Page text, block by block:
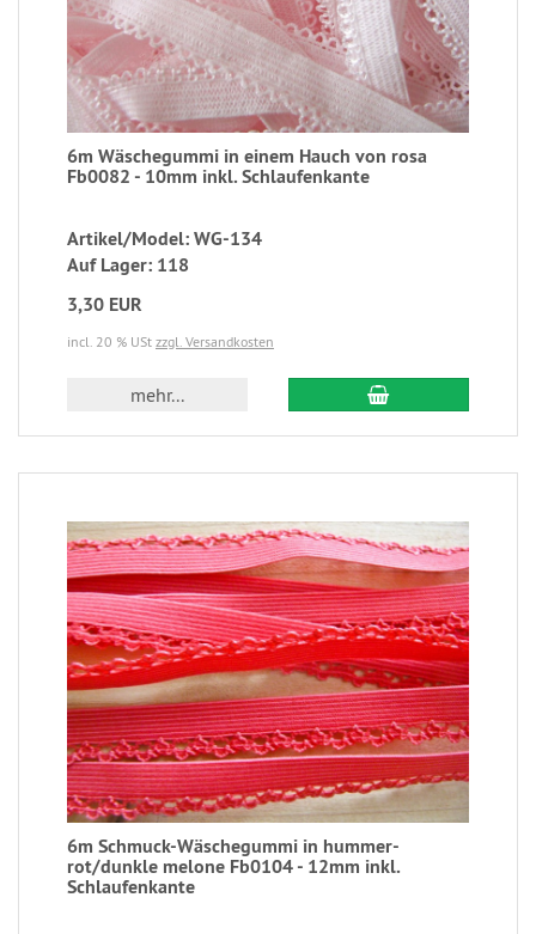
6m Wäschegummi in einem Hauch von rosa
Fb0082 - 10mm inkl. Schlaufenkante
Artikel/Model: WG-134
Auf Lager: 118
3,30 EUR
incl. 20 % USt zzgl. Versandkosten
mehr...
6m Schmuck-Wäschegummi in hummer-
rot/dunkle melone Fb0104 - 12mm inkl.
Schlaufenkante